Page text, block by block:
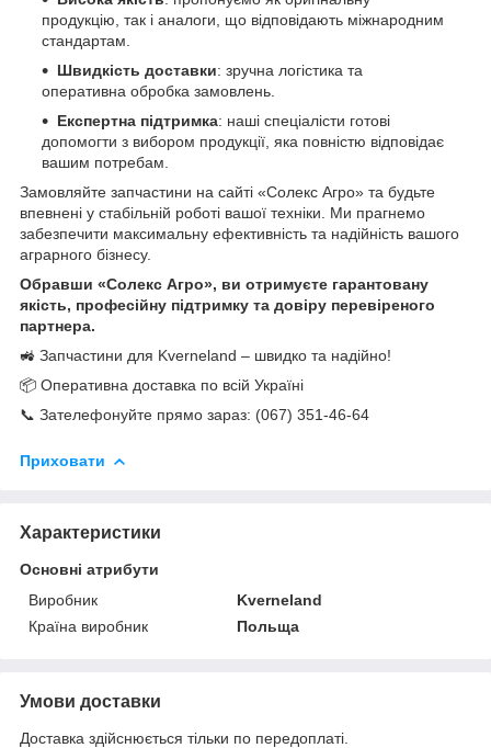
продукцію, так і аналоги, що відповідають міжнародним
стандартам.
Швидкість доставки: зручна логістика та
оперативна обробка замовлень.
Експертна підтримка: наші спеціалісти готові
допомогти з вибором продукції, яка повністю відповідає
вашим потребам.
Замовляйте запчастини на сайті «Солекс Агро» та будьте
впевнені у стабільній роботі вашої техніки. Ми прагнемо
забезпечити максимальну ефективність та надійність вашого
аграрного бізнесу.
Обравши «Солекс Агро», ви отримуєте гарантовану
якість, професійну підтримку та довіру перевіреного
партнера.
🚜 Запчастини для Kverneland – швидко та надійно!
📦 Оперативна доставка по всій Україні
📞 Зателефонуйте прямо зараз: (067) 351-46-64
Приховати
Характеристики
Основні атрибути
Виробник
Kverneland
Країна виробник
Польща
Умови доставки
Доставка здійснюється тільки по передоплаті.